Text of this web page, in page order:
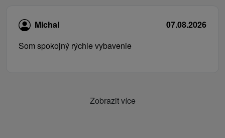
Michal
07.08.2026
Som spokojný rýchle vybavenie
Zobrazit více